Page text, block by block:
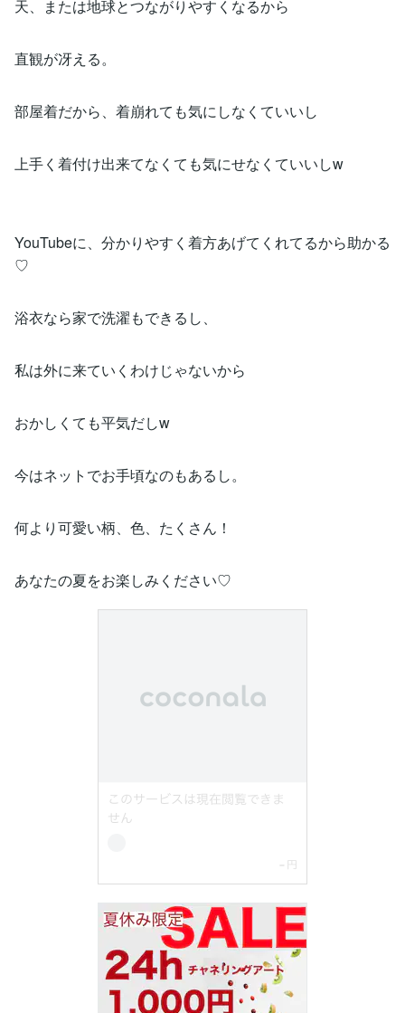
天、または地球とつながりやすくなるから
直観が冴える。
部屋着だから、着崩れても気にしなくていいし
上手く着付け出来てなくても気にせなくていいしw
YouTubeに、分かりやすく着方あげてくれてるから助かる
♡
浴衣なら家で洗濯もできるし、
私は外に来ていくわけじゃないから
おかしくても平気だしw
今はネットでお手頃なのもあるし。
何より可愛い柄、色、たくさん！
あなたの夏をお楽しみください♡